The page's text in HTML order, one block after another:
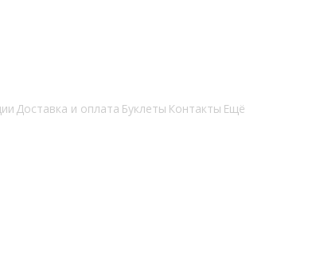
Доставка и оплата Буклеты Контакты Ещё